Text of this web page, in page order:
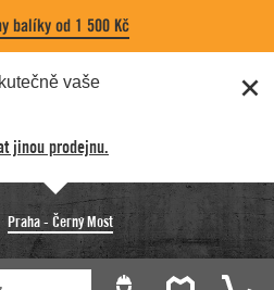
balíky od 1 500 Kč
vaše
jinou prodejnu.
Praha - Černý Most